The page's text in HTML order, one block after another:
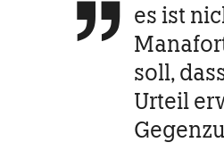
 es ist
soll,
Urteil